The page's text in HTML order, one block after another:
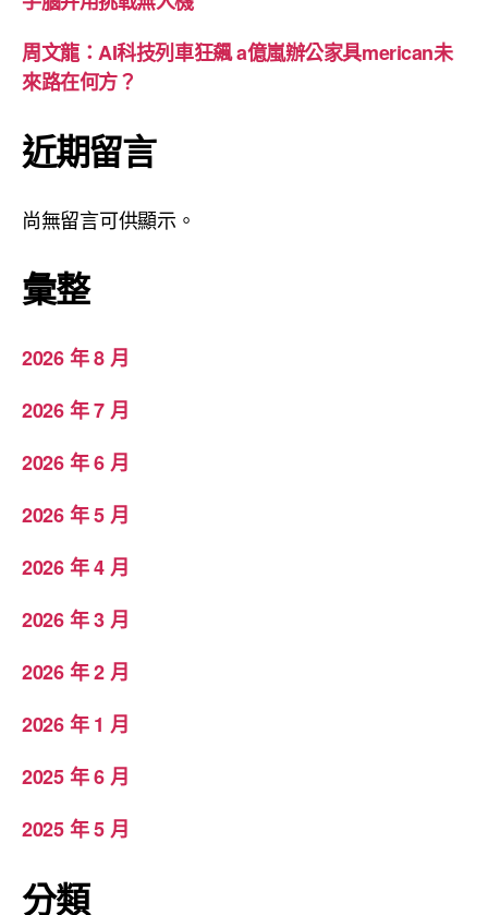
周文龍：AI科技列車狂飆 a億嵐辦公家具merican未
來路在何方？
近期留言
尚無留言可供顯示。
彙整
2026 年 8 月
2026 年 7 月
2026 年 6 月
2026 年 5 月
2026 年 4 月
2026 年 3 月
2026 年 2 月
2026 年 1 月
2025 年 6 月
2025 年 5 月
分類